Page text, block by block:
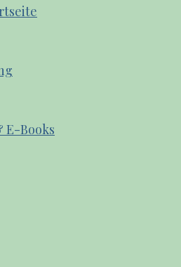
E-Books